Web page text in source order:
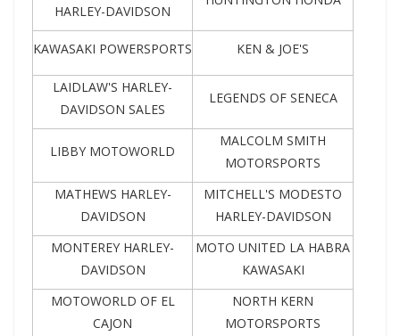
HARLEY-DAVIDSON
KAWASAKI POWERSPORTS KEN & JOE'S
LAIDLAW'S HARLEY-
DAVIDSON SALES
LEGENDS OF SENECA
LIBBY MOTOWORLD
MALCOLM SMITH
MOTORSPORTS
MATHEWS HARLEY-
DAVIDSON
MITCHELL'S MODESTO
HARLEY-DAVIDSON
MONTEREY HARLEY-
DAVIDSON
MOTO UNITED LA HABRA
KAWASAKI
MOTOWORLD OF EL
CAJON
NORTH KERN
MOTORSPORTS